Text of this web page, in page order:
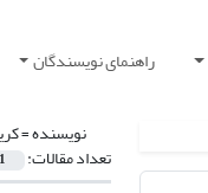
راهنمای نویسندگان
نویسنده =
تعداد مقالات: 1